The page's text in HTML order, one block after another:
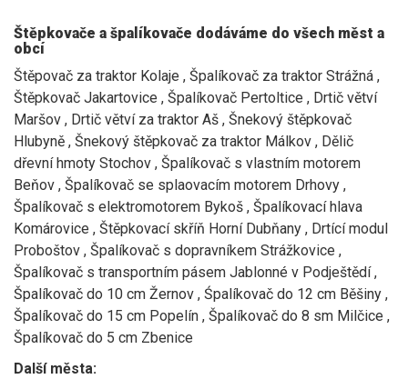
Štěpkovače a špalíkovače dodáváme do všech měst a
obcí
Štěpovač za traktor Kolaje , Špalíkovač za traktor Strážná ,
Štěpkovač Jakartovice , Špalíkovač Pertoltice , Drtič větví
Maršov , Drtič větví za traktor Aš , Šnekový štěpkovač
Hlubyně , Šnekový štěpkovač za traktor Málkov , Dělič
dřevní hmoty Stochov , Špalíkovač s vlastním motorem
Beňov , Špalíkovač se splaovacím motorem Drhovy ,
Špalíkovač s elektromotorem Bykoš , Špalíkovací hlava
Komárovice , Štěpkovací skříň Horní Dubňany , Drtící modul
Proboštov , Špalíkovač s dopravníkem Strážkovice ,
Špalíkovač s transportním pásem Jablonné v Podještědí ,
Špalíkovač do 10 cm Žernov , Śpalíkovač do 12 cm Běšiny ,
Špalíkovač do 15 cm Popelín , Špalíkovač do 8 sm Milčice ,
Špalíkovač do 5 cm Zbenice
Další města: